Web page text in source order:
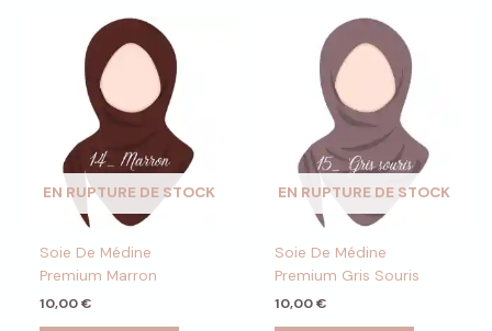
EN RUPTURE DE STOCK
Soie De Médine
Premium Marron
10,00€
EN RUPTURE DE STOCK
Soie De Médine
Premium Gris Souris
10,00€